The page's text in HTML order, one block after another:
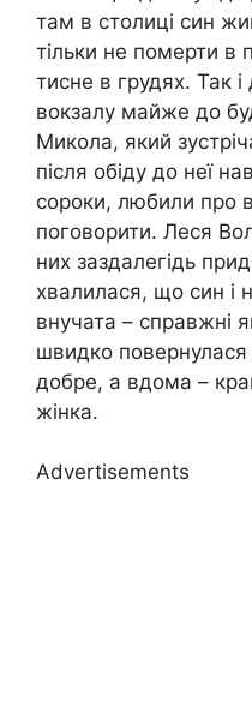
там в столиці син
тільки не померти в
тисне в грудях. Так
вокзалу майже до
Микола, який
після обіду до неї
сороки, любили про
поговорити. Леся
них заздалегідь
хвалилася, що син і
внучата – справжні
швидко
добре, а вдома –
жінка.
Advertisements